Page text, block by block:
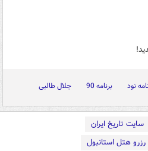
نود برنامه 90 جلال طالبی
سایت تاریخ ایران
رزرو هتل استانبول